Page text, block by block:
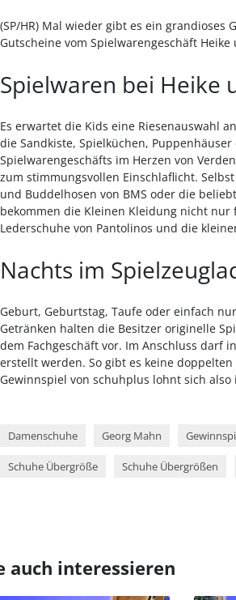
(SP/HR) Mal wieder gibt es ein grandioses
Gutscheine vom Spielwarengeschäft Heike
Spielwaren bei Heike
Es erwartet die Kids eine Riesenauswahl
die Sandkiste, Spielküchen,
Spielwarengeschäfts im Herzen von
zum stimmungsvollen Einschlaflicht.
und Buddelhosen von BMS oder die
bekommen die Kleinen Kleidung nicht
Lederschuhe von Pantolinos und die
Nachts im
Geburt, Geburtstag, Taufe oder einfach
Getränken halten die Besitzer originelle
dem Fachgeschäft vor. Im Anschluss darf
erstellt werden. So gibt es keine
Gewinnspiel von schuhplus lohnt sich
Damenschuhe Georg Mahn
Schuhe Übergröße Schuhe Übergrößen
auch interessieren